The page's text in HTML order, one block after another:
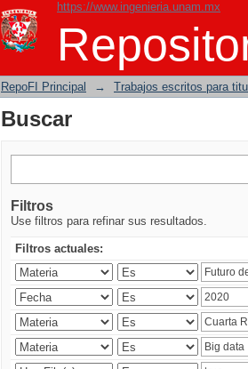
https://www.ingenieria.unam.mx
Buscar
RepoFI Principal → Trabajos escritos para
Buscar
Filtros
Use filtros para refinar sus resultados.
Filtros actuales: